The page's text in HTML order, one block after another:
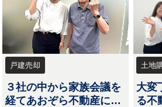
戸建売却
３社の中から家族会議を
経てあおぞら不動産に決
土地
大変
る不